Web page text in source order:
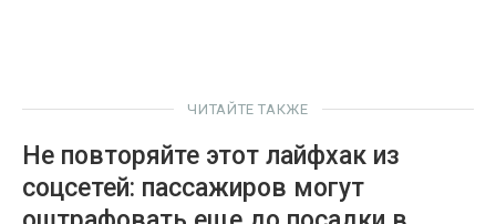
ЧИТАЙТЕ ТАКЖЕ
Не повторяйте этот лайфхак из
соцсетей: пассажиров могут